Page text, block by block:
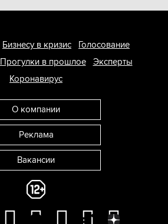
Бизнесу в кризис
Голосование
Прогулки в прошлое
Эксперты
Коронавирус
О компании
Реклама
Вакансии